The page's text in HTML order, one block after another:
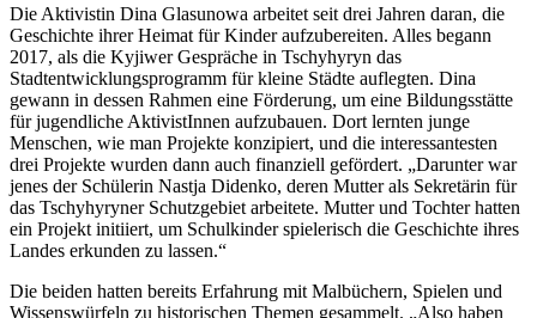
Die Aktivistin Dina Glasunowa arbeitet seit drei Jahren daran, die
Geschichte ihrer Heimat für Kinder aufzubereiten. Alles begann
2017, als die Kyjiwer Gespräche in Tschyhyryn das
Stadtentwicklungsprogramm für kleine Städte auflegten. Dina
gewann in dessen Rahmen eine Förderung, um eine Bildungsstätte
für jugendliche AktivistInnen aufzubauen. Dort lernten junge
Menschen, wie man Projekte konzipiert, und die interessantesten
drei Projekte wurden dann auch finanziell gefördert. „Darunter war
jenes der Schülerin Nastja Didenko, deren Mutter als Sekretärin für
das Tschyhyryner Schutzgebiet arbeitete. Mutter und Tochter hatten
ein Projekt initiiert, um Schulkinder spielerisch die Geschichte ihres
Landes erkunden zu lassen.“
Die beiden hatten bereits Erfahrung mit Malbüchern, Spielen und
Wissenswürfeln zu historischen Themen gesammelt. „Also haben